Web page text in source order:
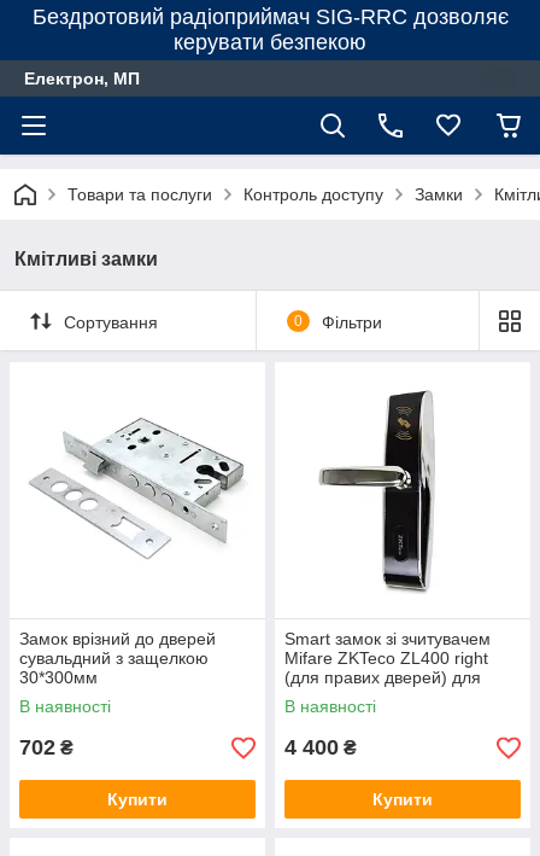
Бездротовий радіоприймач SIG-RRC дозволяє
керувати безпекою
Електрон, МП
Товари та послуги Контроль доступу Замки
Кмітливі замки
Сортування 0 Фільтри
Замок врізний до дверей
сувальдний з защелкою
30*300мм
В наявності
702 ₴
Купити
Smart замок зі зчитувачем
Mifare ZKTeco ZL400 right
(для правих дверей) для
готелів
В наявності
4 400 ₴
Купити